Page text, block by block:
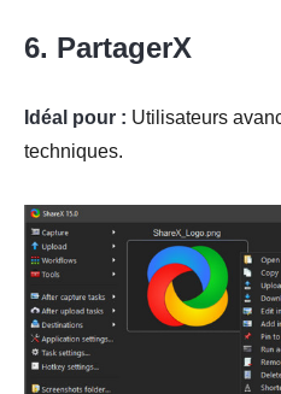
6. PartagerX
Idéal pour : Utilisateurs
techniques.